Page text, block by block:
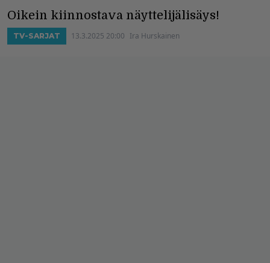
Oikein kiinnostava näyttelijälisäys!
TV-SARJAT 13.3.2025 20:00 Ira Hurskainen